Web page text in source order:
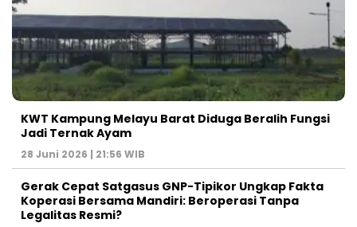
KWT Kampung Melayu Barat Diduga Beralih Fungsi
Jadi Ternak Ayam
28 Juni 2026 | 21:56 WIB
Gerak Cepat Satgasus GNP-Tipikor Ungkap Fakta
Koperasi Bersama Mandiri: Beroperasi Tanpa
Legalitas Resmi?